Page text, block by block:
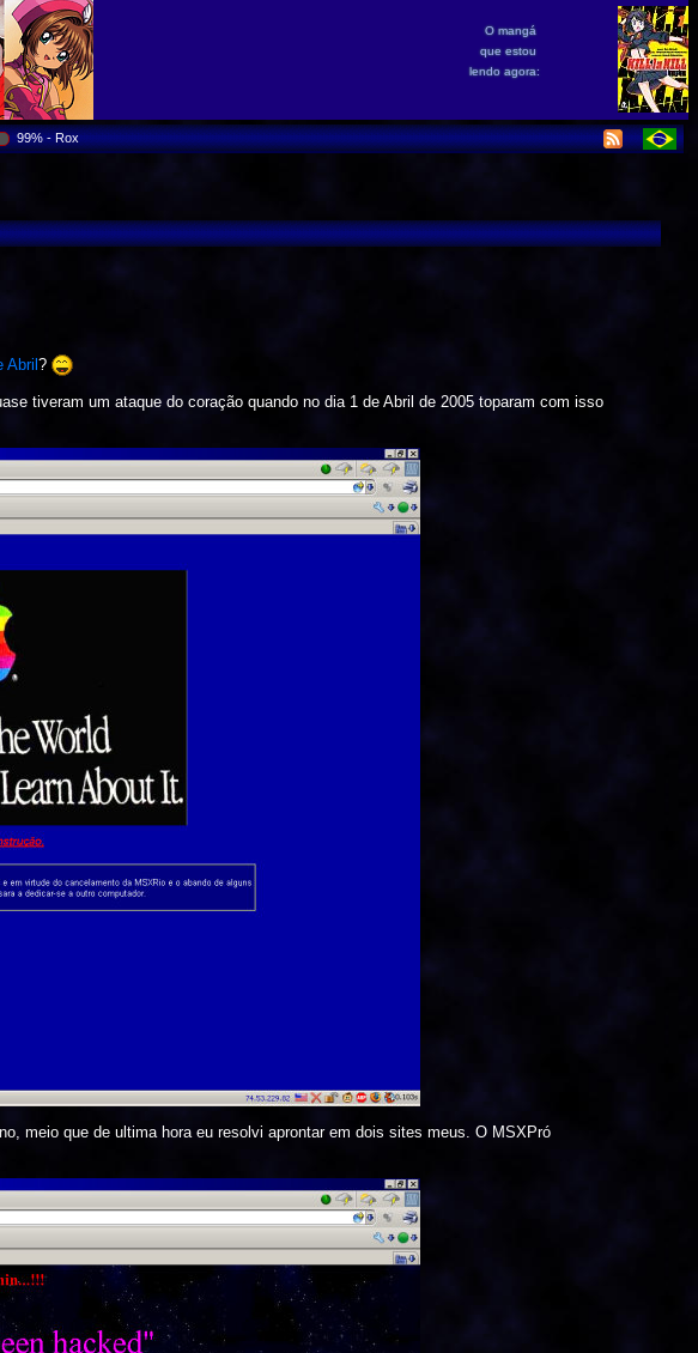
O mangá
que estou
lendo agora:
99% - Rox
Abril?
tiveram um ataque do coração quando no dia 1 de Abril de 2005 toparam com isso
meio que de ultima hora eu resolvi aprontar em dois sites meus. O MSXPró